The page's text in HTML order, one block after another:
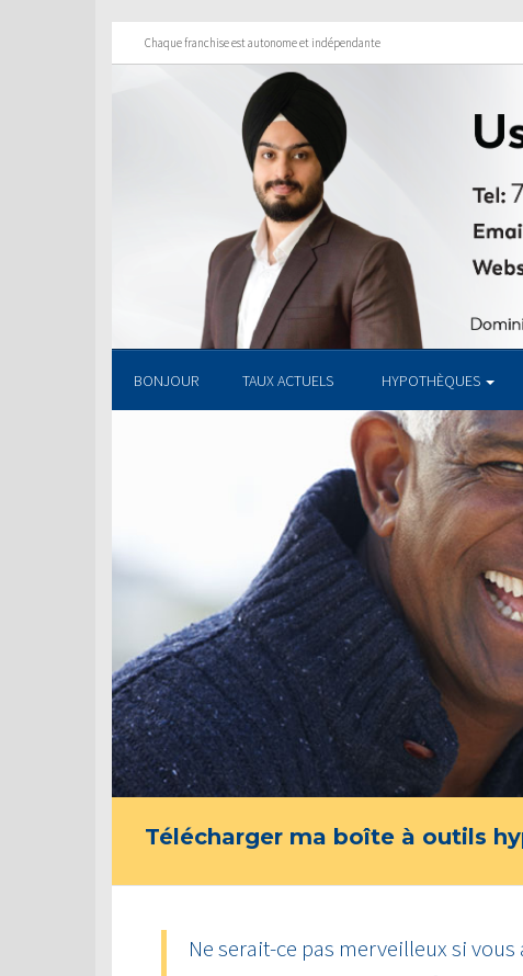
Chaque franchise est autonome et indépendante
BONJOUR TAUX ACTUELS HYPOTHÈQUES
Télécharger ma boîte à outils
Ne serait-ce pas merveilleux si